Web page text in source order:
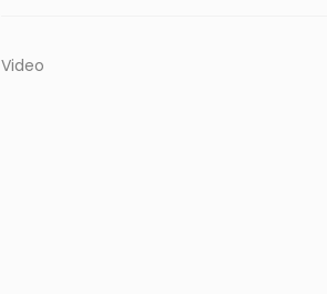
Video